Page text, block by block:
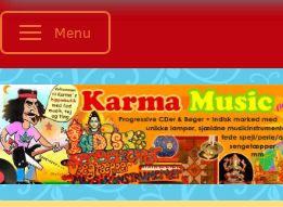
Skifte navigation
Menu